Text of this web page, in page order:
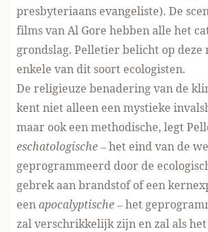
presbyteriaans evangeliste). De
films van Al Gore hebben alle het
grondslag. Pelletier belicht op deze
enkele van dit soort ecologisten.
De religieuze benadering van de
kent niet alleen een mystieke
maar ook een methodische, legt
eschatologische– het eind van de
geprogrammeerd door de
gebrek aan brandstof of een
eenapocalyptische– het
zal verschrikkelijk zijn en zal als